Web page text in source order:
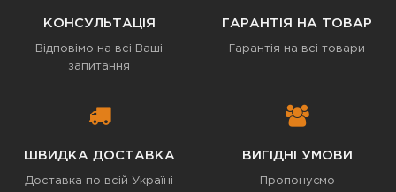
КОНСУЛЬТАЦІЯ
Відповімо на всі Ваші
запитання
ГАРАНТІЯ НА ТОВАР
Гарантія на всі товари
ШВИДКА ДОСТАВКА
Доставка по всій Україні
ВИГІДНІ УМОВИ
Пропонуємо